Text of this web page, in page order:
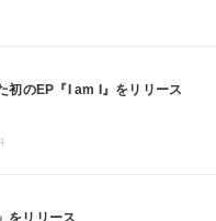
初のEP『I am I』をリリース